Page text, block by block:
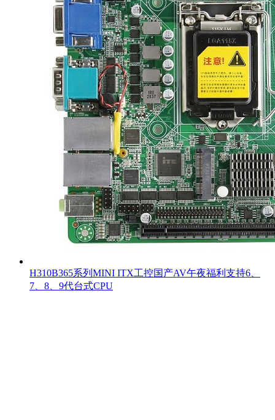
H310B365系列MINI ITX工控国产AV午夜福利支持6、
7、8、9代台式CPU